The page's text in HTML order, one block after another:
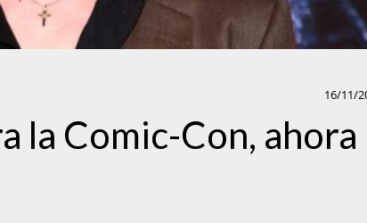
16/11/
la Comic-Con, ahora